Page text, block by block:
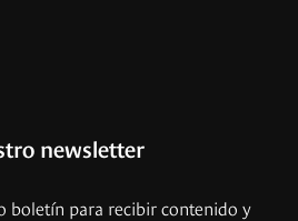
newsletter
boletín para recibir contenido y